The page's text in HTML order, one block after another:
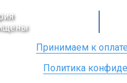
Принимаем к
Политика